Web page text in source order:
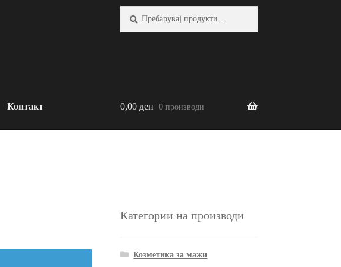
Контакт 0,00 ден 0 производи
Категории на производи
Козметика за мажи